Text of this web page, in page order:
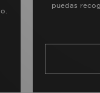
puedas